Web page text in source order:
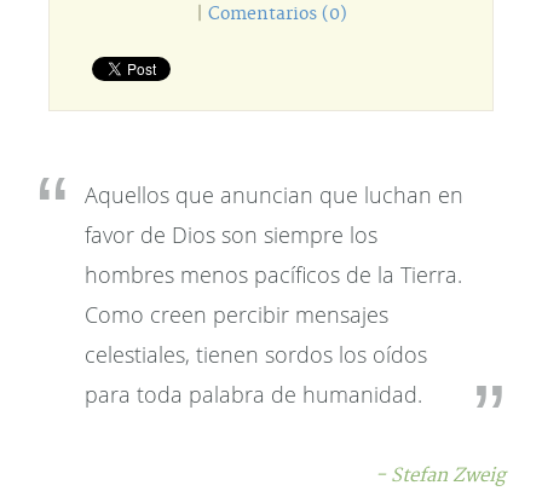
Comentarios (0)
Aquellos que anuncian que luchan en
favor de Dios son siempre los
hombres menos pacíficos de la Tierra.
Como creen percibir mensajes
celestiales, tienen sordos los oídos
para toda palabra de humanidad.
- Stefan Zweig